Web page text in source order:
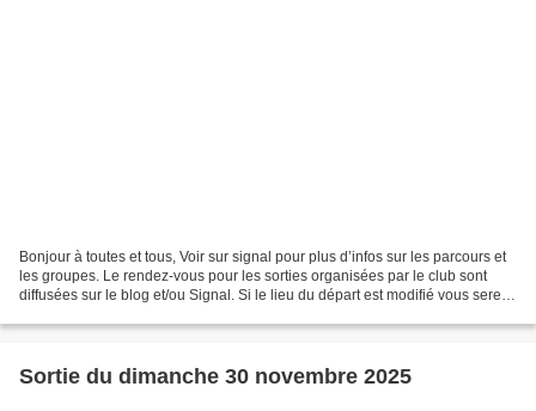
Bonjour à toutes et tous, Voir sur signal pour plus d’infos sur les parcours et
les groupes. Le rendez-vous pour les sorties organisées par le club sont
diffusées sur le blog et/ou Signal. Si le lieu du départ est modifié vous serez
Sortie du dimanche 30 novembre 2025